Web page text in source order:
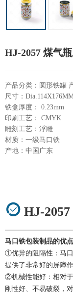
HJ-2057 煤气
产品分类：圆形铁罐
尺寸：
铁盒厚度： 0.23mm
印刷工艺： CMYK
雕刻工艺：浮雕
材质：一级马口铁
产地：中国广东
HJ-
马口铁包装制品的优点
①优异的阻隔性：马
提供了非常好的屏障作
②机械性能好：相对于
刚性好、不易破裂，